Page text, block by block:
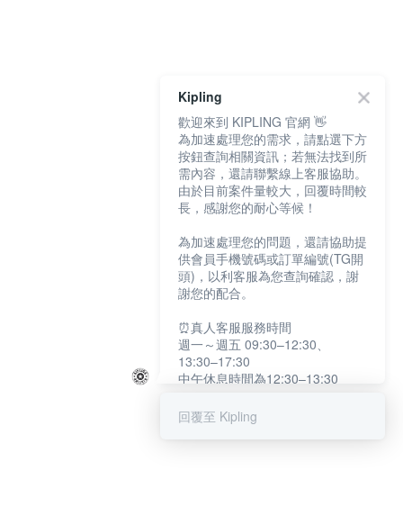
Kipling
歡迎來到 KIPLING 官網 👋
為加速處理您的需求，請點選下方
按鈕查詢相關資訊；若無法找到所
需內容，還請聯繫線上客服協助。
由於目前案件量較大，回覆時間較
長，感謝您的耐心等候！
為加速處理您的問題，還請協助提
供會員手機號碼或訂單編號(TG開
頭)，以利客服為您查詢確認，謝
謝您的配合。
⏰真人客服服務時間
週一～週五 09:30–12:30、
13:30–17:30
中午休息時間為12:30–13:30
提醒您：系統會自動已讀訊息，如
回覆至 Kipling